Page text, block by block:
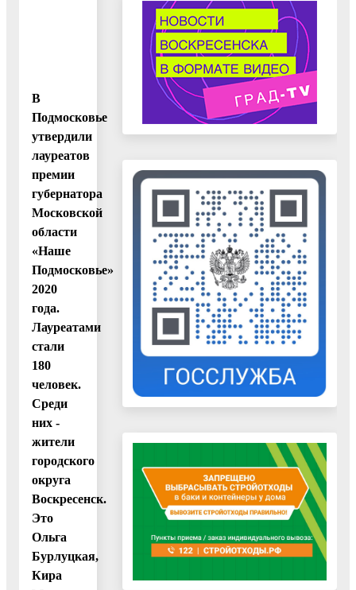
В
Подмосковье
утвердили
лауреатов
премии
губернатора
Московской
области
«Наше
Подмосковье»
2020
года.
Лауреатами
стали
180
человек.
Среди
них -
жители
городского
округа
Воскресенск.
Это
Ольга
Бурлуцкая,
Кира